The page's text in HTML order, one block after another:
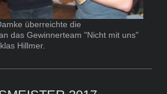
überreichte die
das Gewinnerteam "Nicht mit uns"
Hillmer.